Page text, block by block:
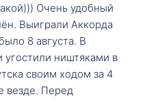
Очень удобный
Выиграли Аккорда
8 августа. В
ништяками в
своим ходом за 4
везде. Перед